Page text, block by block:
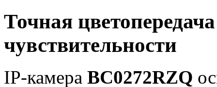
Точная
чувствительности
IP-камера BC0272RZQ